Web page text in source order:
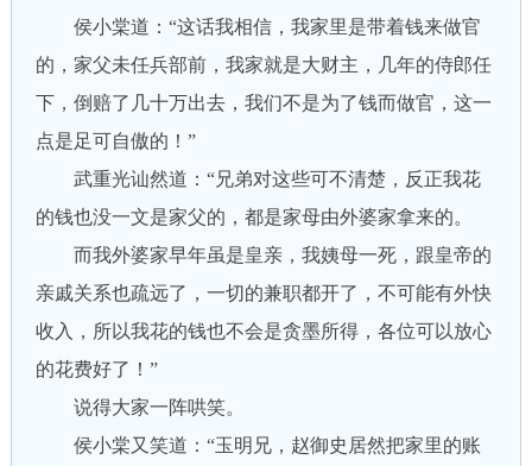
侯小棠道：“这话我相信，我家里是带着钱来做官
的，家父未任兵部前，我家就是大财主，几年的侍郎任
下，倒赔了几十万出去，我们不是为了钱而做官，这一
点是足可自傲的！”
武重光讪然道：“兄弟对这些可不清楚，反正我花
的钱也没一文是家父的，都是家母由外婆家拿来的。
而我外婆家早年虽是皇亲，我姨母一死，跟皇帝的
亲戚关系也疏远了，一切的兼职都开了，不可能有外快
收入，所以我花的钱也不会是贪墨所得，各位可以放心
的花费好了！”
说得大家一阵哄笑。
侯小棠又笑道：“玉明兄，赵御史居然把家里的账